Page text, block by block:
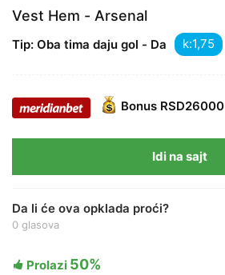
Vest Hem - Arsenal
Tip: Oba tima daju gol - Da k:
Bonus RSD26000
Idi na sajt
Da li će ova opklada proći?
0 glasova
Prolazi 50%